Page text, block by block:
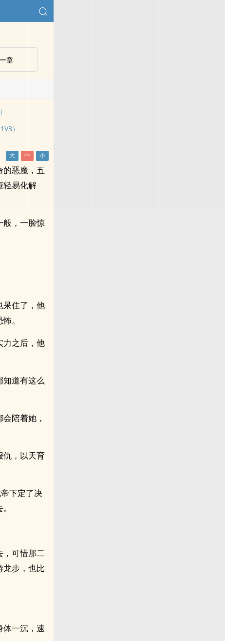
章
）
的恶魔，五
轻易化解
般，一脸惊
呆住了，他
。
力之后，他
知道有这么
陪着她，
仇，以天育
下定了决
，可惜那二
龙步，也比
体一沉，速